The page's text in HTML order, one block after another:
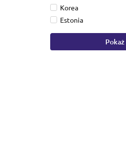
Korea
Estonia
Pokaż